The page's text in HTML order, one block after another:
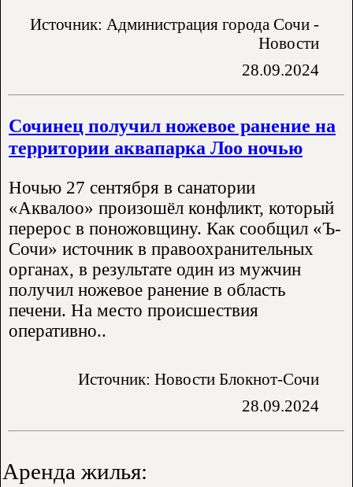
Аренда жилья:
Источник: Администрация города Сочи -
Новости
28.09.2024
Сочинец получил ножевое ранение на
территории аквапарка Лоо ночью
Ночью 27 сентября в санатории
«Аквалоо» произошёл конфликт, который
перерос в поножовщину. Как сообщил «Ъ-
Сочи» источник в правоохранительных
органах, в результате один из мужчин
получил ножевое ранение в область
печени. На место происшествия
оперативно..
Источник: Новости Блокнот-Сочи
28.09.2024